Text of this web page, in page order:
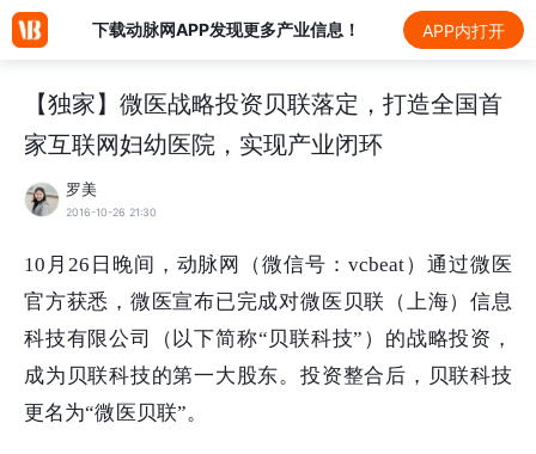
下载动脉网APP发现更多产业信息！ APP内打开
【独家】微医战略投资贝联落定，打造全国首
家互联网妇幼医院，实现产业闭环
罗美
2016-10-26 21:30
10月26日晚间，动脉网（微信号：vcbeat）通过微医
官方获悉， 微医宣布已完成对微医贝联（上海）信息
科技有限公司（以下简称“贝联科技”）的战略投资，
成为贝联科技的第一大股东。投资整合后，贝联科技
更名为“微医贝联”。